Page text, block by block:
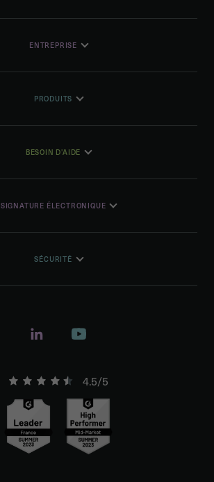
ENTREPRISE
PRODUITS
BESOIN D'AIDE
SIGNATURE ÉLECTRONIQUE
SÉCURITÉ
4.5/5